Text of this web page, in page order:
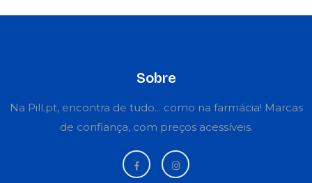
Sobre
Na Pill.pt, encontra de tudo... como na farmácia! Marcas
de confiança, com preços acessíveis.